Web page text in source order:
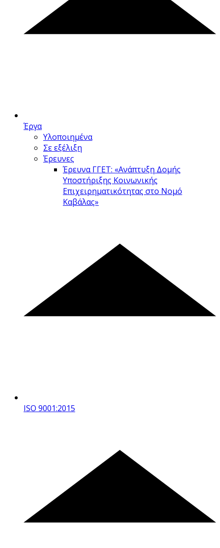
Έργα
Υλοποιημένα
Σε εξέλιξη
Έρευνες
Έρευνα ΓΓΕΤ: «Ανάπτυξη Δομής
Υποστήριξης Κοινωνικής
Επιχειρηματικότητας στο Νομό
Καβάλας»
ISO 9001:2015